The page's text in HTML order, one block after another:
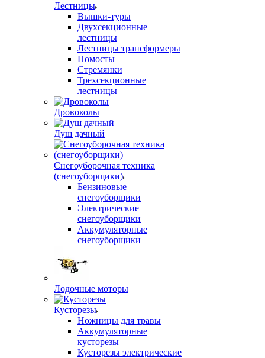
Лестницы
Вышки-туры
Двухсекционные
лестницы
Лестницы трансформеры
Помосты
Стремянки
Трехсекционные
лестницы
Дровоколы
Душ дачный
Снегоуборочная техника
(снегоуборщики)
Бензиновые
снегоуборщики
Электрические
снегоуборщики
Аккумуляторные
снегоуборщики
Лодочные моторы
Кусторезы
Ножницы для травы
Аккумуляторные
кусторезы
Кусторезы электрические